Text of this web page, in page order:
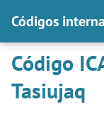
Códigos
Código
Tasiujaq